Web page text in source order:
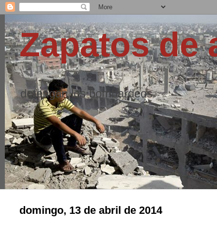
Zapatos de
detengan los bombardeos
domingo, 13 de abril de 2014